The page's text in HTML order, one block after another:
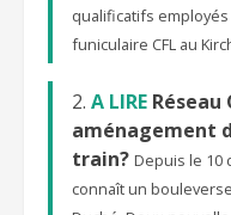
qualificatifs
funiculaire CFL au
A LIRE Réseau
aménagement
train? Depuis le 10
connaît un